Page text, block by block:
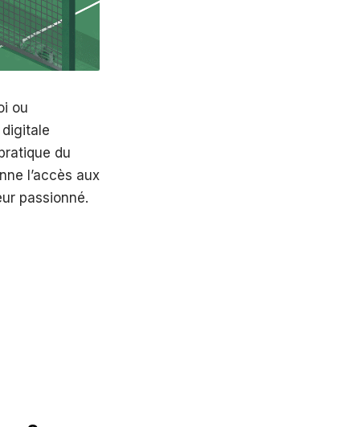
ou
du
l’accès aux
passionné.